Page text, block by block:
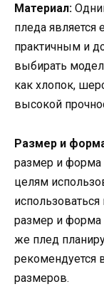
Материал:
пледа
практичным и
выбирать
как хлопок,
высокой
Размер и
размер и форма
целям
размер и форма
же плед
рекомендуется
размеров.